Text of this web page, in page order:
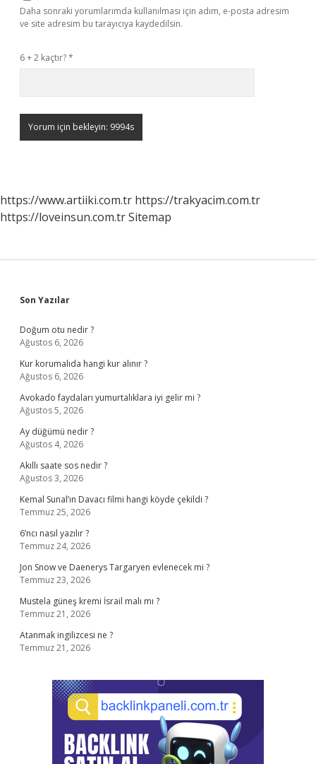
Daha sonraki yorumlarımda kullanılması için adım, e-posta adresim
ve site adresim bu tarayıcıya kaydedilsin.
6 + 2 kaçtır?*
https://www.artiiki.com.tr https://trakyacim.com.tr
https://loveinsun.com.trSitemap
Sidebar
Son Yazılar
Doğum otu nedir ?
Ağustos 6, 2026
Kur korumalıda hangi kur alınır ?
Ağustos 6, 2026
Avokado faydaları yumurtalıklara iyi gelir mi ?
Ağustos 5, 2026
Ay düğümü nedir ?
Ağustos 4, 2026
Akıllı saate sos nedir ?
Ağustos 3, 2026
Kemal Sunal’ın Davacı filmi hangi köyde çekildi ?
Temmuz 25, 2026
6’ncı nasıl yazılır ?
Temmuz 24, 2026
Jon Snow ve Daenerys Targaryen evlenecek mi ?
Temmuz 23, 2026
Mustela güneş kremi İsrail malı mı ?
Temmuz 21, 2026
Atanmak ingilizcesi ne ?
Temmuz 21, 2026